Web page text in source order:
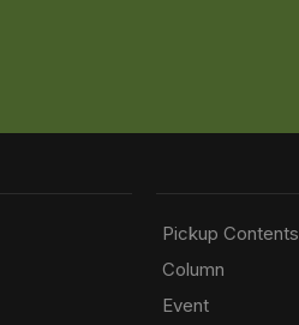
Pickup Contents
Column
Event